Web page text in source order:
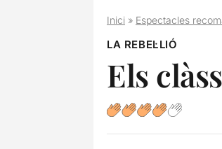
Inici» Espectacles
LA REBEL·LIÓ
Els